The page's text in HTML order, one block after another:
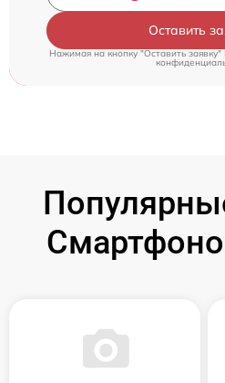
Оставить
Нажимая на кнопку "Оставить